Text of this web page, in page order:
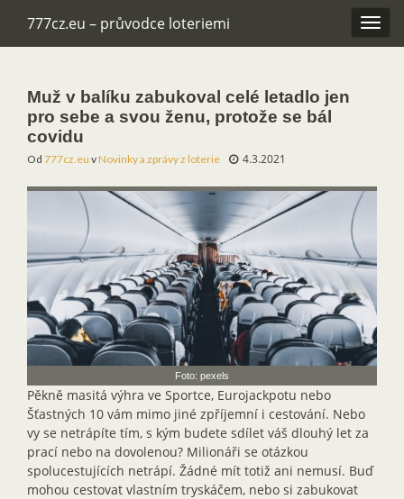
777cz.eu – průvodce loteriemi
Muž v balíku zabukoval celé letadlo jen
pro sebe a svou ženu, protože se bál
covidu
Od 777cz.eu vNovinky a zprávy z loterie 4.3.2021
Foto: pexels
Pěkně masitá výhra ve Sportce, Eurojackpotu nebo
Šťastných 10 vám mimo jiné zpříjemní i cestování. Nebo
vy se netrápíte tím, s kým budete sdílet váš dlouhý let za
prací nebo na dovolenou? Milionáři se otázkou
spolucestujících netrápí. Žádné mít totiž ani nemusí. Buď
mohou cestovat vlastním tryskáčem, nebo si zabukovat